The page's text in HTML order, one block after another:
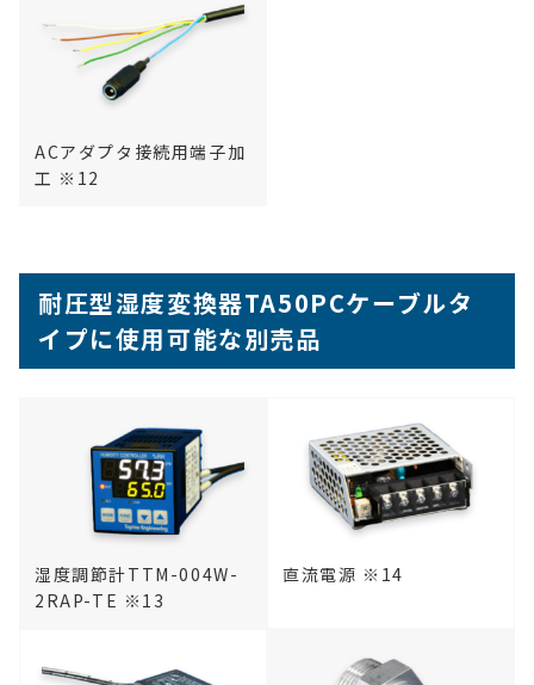
ACアダプタ接続用端子加
工 ※12
耐圧型湿度変換器TA50PCケーブルタ
イプに使用可能な別売品
湿度調節計TTM-004W-
2RAP-TE ※13
直流電源 ※14